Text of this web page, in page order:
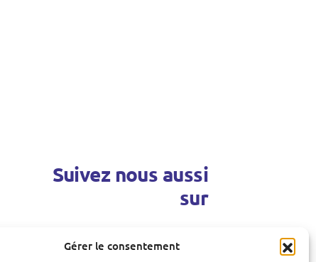
Gérer le consentement
Suivez nous aussi
sur